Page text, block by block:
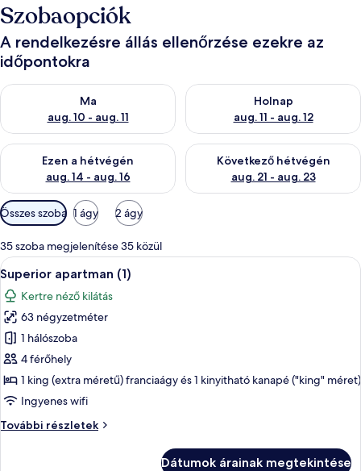
Szobaopciók
A rendelkezésre állás ellenőrzése ezekre az
időpontokra
Ma
aug. 10 - aug. 11
A ma esti rendelkezésre állás ellenőrzése: aug. 10 - aug. 11
Holnap
aug. 11 - aug. 12
A holnapi rendelkezésre állás
Ezen a hétvégén
aug. 14 - aug. 16
A mostani hétvégi rendelkezésre állás ellenőrzése: aug. 14 -
Következő hétvégén
aug. 21 - aug. 23
A következő hétvégi
Szobákhoz
rendelkezésre
álló
szűrők
Összes szoba 1 ágy 2 ágy
35 szoba megjelenítése 35 közül
A
következő
szoba
összes
képének
megtekintése:
Superior
apartman
Egy modern nappali, étkezővel,
8
Superior apartman (1)
Kertre néző kilátás
63 négyzetméter
1 hálószoba
4 férőhely
1 king (extra méretű) franciaágy és 1 kinyitható kanapé ("king" méret)
Ingyenes wifi
További részletek
Superior
Dátumok árainak megtekintése